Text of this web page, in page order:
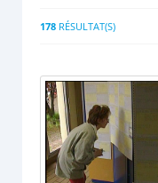
178 RÉSULTAT(S)